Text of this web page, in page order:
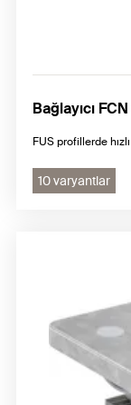
Bağlayıcı
FUS profillerde
10 varyantlar